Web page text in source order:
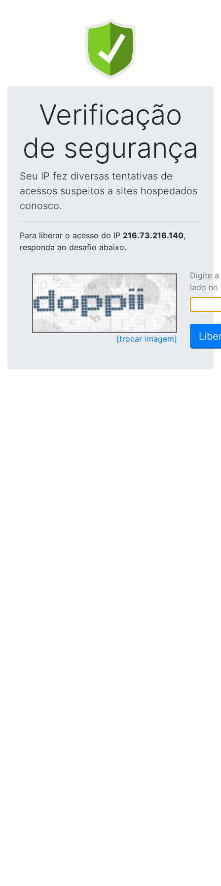
Verificação
de segurança
Seu IP fez diversas tentativas de
acessos suspeitos a sites hospedados
conosco.
Para liberar o acesso do IP 216.73.216.140,
responda ao desafio abaixo.
[trocar imagem]
Digite
lado no